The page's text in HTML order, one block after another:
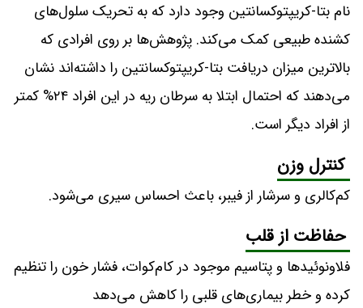
نام بتا-کریپتوکسانتین وجود دارد که به تحریک سلول‌های
کشنده طبیعی کمک می‌کند. پژوهش‌ها بر روی افرادی که
بالاترین میزان دریافت بتا-کریپتوکسانتین را داشته‌اند نشان
می‌دهند که احتمال ابتلا به سرطان ریه در این افراد ۲۴% کمتر
از افراد دیگر است.
کنترل وزن
کم‌کالری و سرشار از فیبر، باعث احساس سیری می‌شود.
حفاظت از قلب
فلاونوئیدها و پتاسیم موجود در کام‌کوات، فشار خون را تنظیم
کرده و خطر بیماری‌های قلبی را کاهش می‌دهد